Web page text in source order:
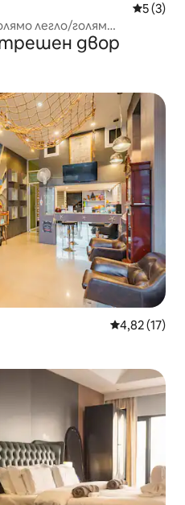
Средна
5 (3)
легло/голям
на кола/Ко Рача/
кухня/тайландски масаж
двор
Средна
4,82 (17)